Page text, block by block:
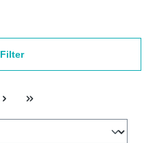
Filter